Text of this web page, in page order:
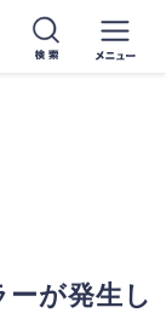
が発生し